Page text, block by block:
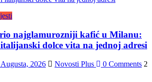
najglamurozniji kafić u Milanu:
dolce vita na jednoj adresi
2026 Novosti Plus 0 Comments 2